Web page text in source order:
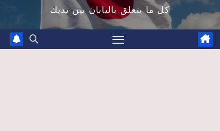
كل ما يتعلق باليابان بين يديك